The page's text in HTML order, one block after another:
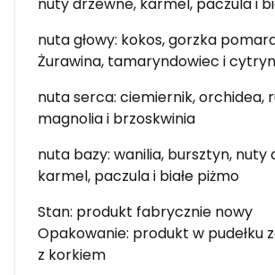
nuta głowy: kokos, gorzka
Żurawina, tamaryndowiec i
nuta serca: ciemiernik, orchidea,
magnolia i brzoskwinia
nuta bazy: wanilia, bursztyn, nuty
karmel, paczula i białe piżmo
Stan: produkt fabrycznie nowy
Opakowanie: produkt w pudełku
z korkiem